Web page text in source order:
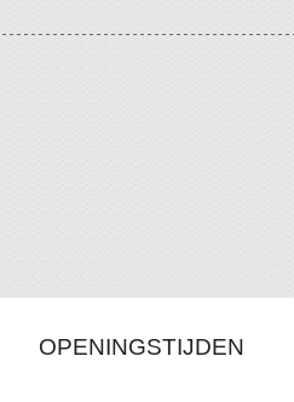
OPENINGSTIJDEN